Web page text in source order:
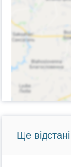
Ще